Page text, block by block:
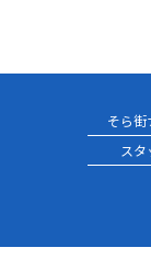
そら街
ス